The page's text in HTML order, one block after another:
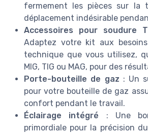
fermement les pièces sur la
déplacement indésirable
Accessoires pour soudure
Adaptez votre kit aux
technique que vous utilisez,
MIG, TIG ou MAG, pour des
Porte-bouteille de gaz : Un
pour votre bouteille de gaz
confort pendant le travail.
Éclairage intégré : Une
primordiale pour la précision